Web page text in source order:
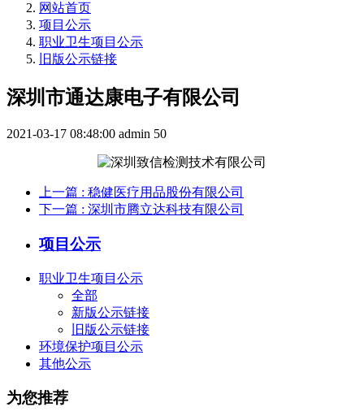
网站首页
项目公示
职业卫生项目公示
旧版公示链接
深圳市通达康电子有限公司
2021-03-17 08:48:00 admin 50
上一篇 : 稳健医疗用品股份有限公司
下一篇 : 深圳市腾立达科技有限公司
项目公示
职业卫生项目公示
全部
新版公示链接
旧版公示链接
环境保护项目公示
其他公示
为您推荐